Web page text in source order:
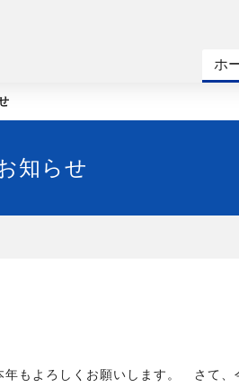
ホ
知らせ
年もよろしくお願いします。 さて、